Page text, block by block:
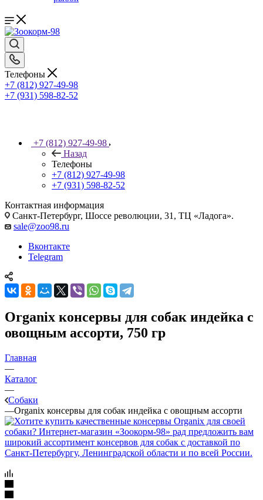
Телефоны
+7 (812) 927-49-98
+7 (931) 598-82-52
+7 (812) 927-49-98
Назад
Телефоны
+7 (812) 927-49-98
+7 (931) 598-82-52
Контактная информация
Санкт-Петербург, Шоссе революции, 31, ТЦ «Ладога».
sale@zoo98.ru
Вконтакте
Telegram
Organix консервы для собак индейка с
овощным ассорти, 750 гр
Главная
—
Каталог
—
Собаки
—Organix консервы для собак индейка с овощным ассорти